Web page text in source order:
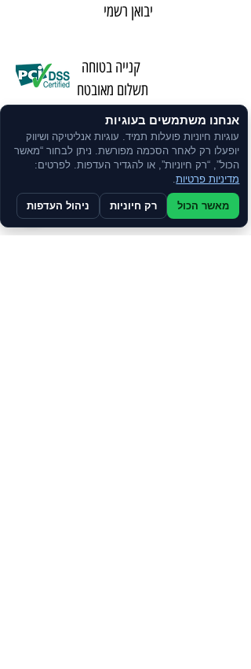
יבואן רשמי
קנייה בטוחה
תשלום מאובטח
משלוח מהיר באמצעות שליחים
שירות אישי
ע"י נציג
אנחנו משתמשים בעוגיות
עוגיות חיוניות פועלות תמיד. עוגיות אנליטיקה ושיווק
יופעלו רק לאחר הסכמה מפורשת. ניתן לבחור “מאשר
הכול”, “רק חיוניות”, או להגדיר העדפות. לפרטים:
מדיניות פרטיות.
מאשר הכול רק חיוניות ניהול העדפות